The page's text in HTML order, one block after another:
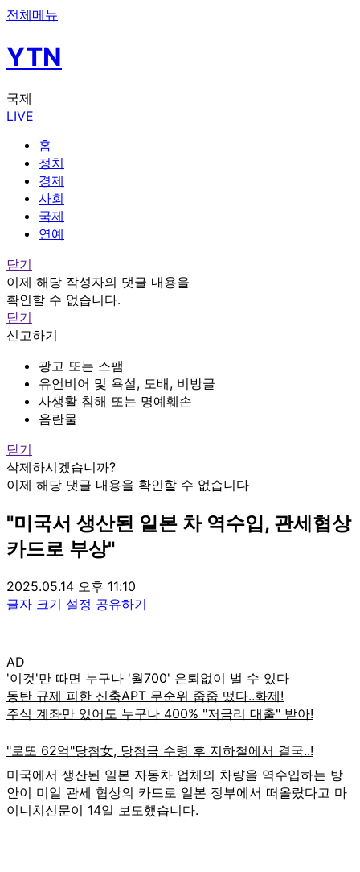
전체메뉴
YTN
국제
LIVE
홈
정치
경제
사회
국제
연예
닫기
이제 해당 작성자의 댓글 내용을
확인할 수 없습니다.
닫기
신고하기
광고 또는 스팸
유언비어 및 욕설, 도배, 비방글
사생활 침해 또는 명예훼손
음란물
닫기
삭제하시겠습니까?
이제 해당 댓글 내용을 확인할 수 없습니다
"미국서 생산된 일본 차 역수입, 관세협상
카드로 부상"
2025.05.14 오후 11:10
글자 크기 설정 공유하기
AD
미국에서 생산된 일본 자동차 업체의 차량을 역수입하는 방
안이 미일 관세 협상의 카드로 일본 정부에서 떠올랐다고 마
이니치신문이 14일 보도했습니다.